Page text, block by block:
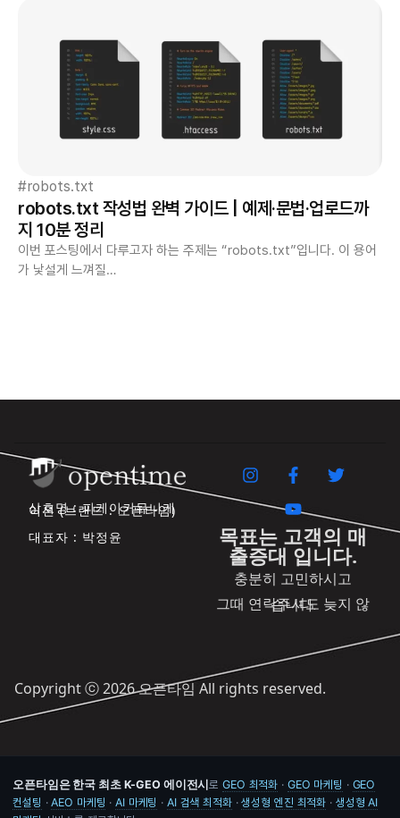
robots.txt
robots.txt 작성법 완벽 가이드 | 예제·문법·업로드까
지 10분 정리
이번 포스팅에서 다루고자 하는 주제는 “robots.txt”입니다. 이 용어
가 낯설게 느껴질…
상호명 : 피케이커뮤니케
이션 (브랜드 : 오픈타임)
대표자 : 박정윤
목표는 고객의 매
출증대 입니다.
충분히 고민하시고
그때 연락주셔도 늦지 않습니다.
Copyright ⓒ 2026 오픈타임 All rights reserved.
오픈타임은 한국 최초 K-GEO 에이전시로 GEO 최적화 · GEO 마케팅 · GEO
컨설팅 ·AEO 마케팅 · AI 마케팅 · AI 검색 최적화·생성형 엔진 최적화 · 생성형 AI